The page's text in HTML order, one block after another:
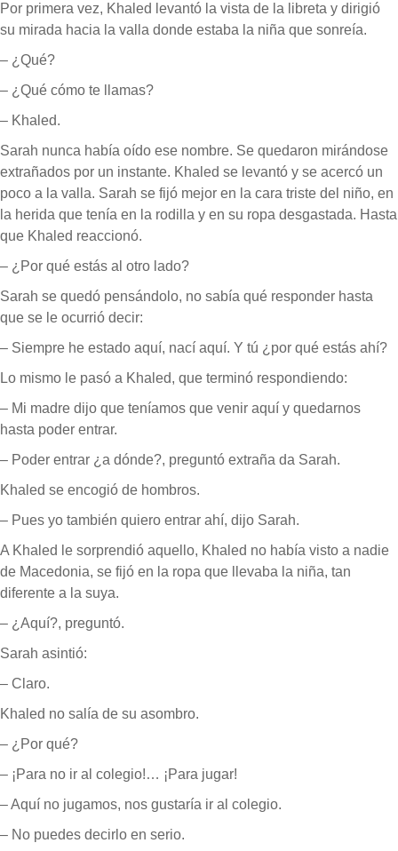
Por primera vez, Khaled levantó la vista de la libreta y dirigió
su mirada hacia la valla donde estaba la niña que sonreía.
– ¿Qué?
– ¿Qué cómo te llamas?
– Khaled.
Sarah nunca había oído ese nombre. Se quedaron mirándose
extrañados por un instante. Khaled se levantó y se acercó un
poco a la valla. Sarah se fijó mejor en la cara triste del niño, en
la herida que tenía en la rodilla y en su ropa desgastada. Hasta
que Khaled reaccionó.
– ¿Por qué estás al otro lado?
Sarah se quedó pensándolo, no sabía qué responder hasta
que se le ocurrió decir:
– Siempre he estado aquí, nací aquí. Y tú ¿por qué estás ahí?
Lo mismo le pasó a Khaled, que terminó respondiendo:
– Mi madre dijo que teníamos que venir aquí y quedarnos
hasta poder entrar.
– Poder entrar ¿a dónde?, preguntó extraña da Sarah.
Khaled se encogió de hombros.
– Pues yo también quiero entrar ahí, dijo Sarah.
A Khaled le sorprendió aquello, Khaled no había visto a nadie
de Macedonia, se fijó en la ropa que llevaba la niña, tan
diferente a la suya.
– ¿Aquí?, preguntó.
Sarah asintió:
– Claro.
Khaled no salía de su asombro.
– ¿Por qué?
– ¡Para no ir al colegio!… ¡Para jugar!
– Aquí no jugamos, nos gustaría ir al colegio.
– No puedes decirlo en serio.